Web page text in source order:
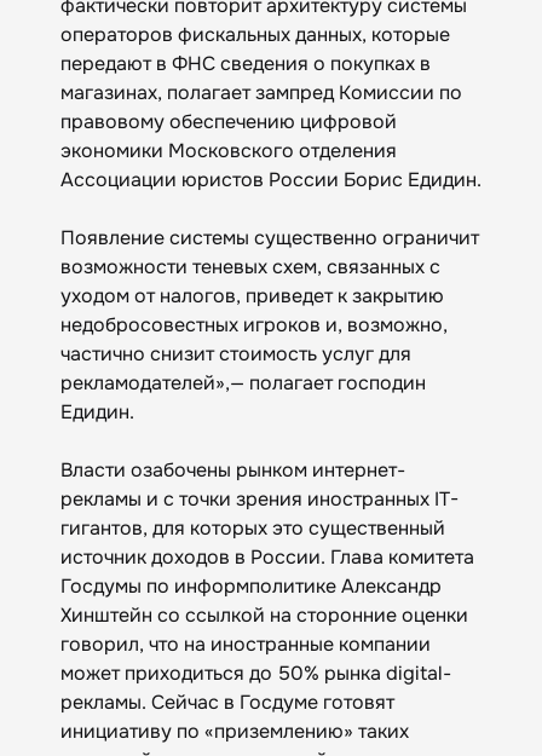
фактически повторит архитектуру системы
операторов фискальных данных, которые
передают в ФНС сведения о покупках в
магазинах, полагает зампред Комиссии по
правовому обеспечению цифровой
экономики Московского отделения
Ассоциации юристов России Борис Едидин.
Появление системы существенно ограничит
возможности теневых схем, связанных с
уходом от налогов, приведет к закрытию
недобросовестных игроков и, возможно,
частично снизит стоимость услуг для
рекламодателей»,— полагает господин
Едидин.
Власти озабочены рынком интернет-
рекламы и с точки зрения иностранных IT-
гигантов, для которых это существенный
источник доходов в России. Глава комитета
Госдумы по информполитике Александр
Хинштейн со ссылкой на сторонние оценки
говорил, что на иностранные компании
может приходиться до 50% рынка digital-
рекламы. Сейчас в Госдуме готовят
инициативу по «приземлению» таких